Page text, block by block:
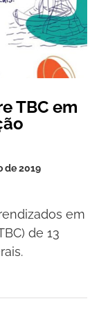
TBC em
de 2019
em
de 13